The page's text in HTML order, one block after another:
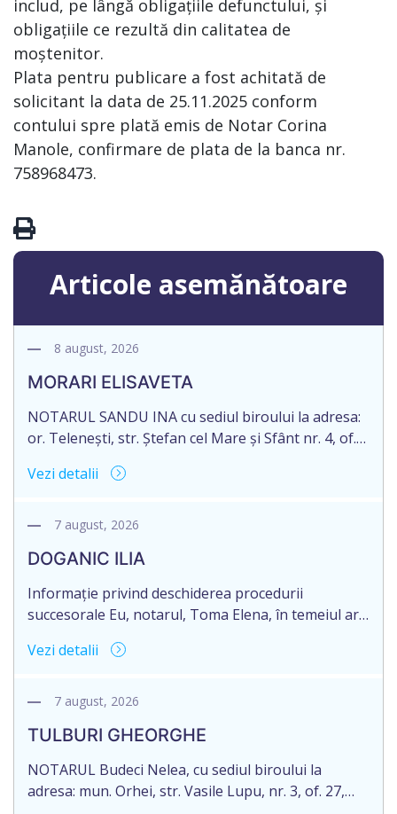
includ, pe lângă obligațiile defunctului, și
obligațiile ce rezultă din calitatea de
moștenitor.
Plata pentru publicare a fost achitată de
solicitant la data de 25.11.2025 conform
contului spre plată emis de Notar Corina
Manole, confirmare de plata de la banca nr.
758968473.
Articole asemănătoare
8 august, 2026
MORARI ELISAVETA
NOTARUL SANDU INA cu sediul biroului la adresa:
or. Telenești, str. Ștefan cel Mare și Sfânt nr. 4, of.
succesorale în urma decesului cet. MORARI
2005035073658, decedat/ă la data de 09.03.2026
Eliberarea certificatului de moștenitor este […]
Vezi detalii
7 august, 2026
DOGANIC ILIA
Informație privind deschiderea procedurii
succesorale Eu, notarul, Toma Elena, în temeiul art.
notific Moștenitorii/ persoană care are un interes
notariale în urma decesului cet. DOGANIC ILIA,
2007040006216. Eliberarea certificatului de
moștenitor este planificată în prealabil pentru […]
Vezi detalii
7 august, 2026
TULBURI GHEORGHE
NOTARUL Budeci Nelea, cu sediul biroului la
adresa: mun. Orhei, str. Vasile Lupu, nr. 3, of. 27,